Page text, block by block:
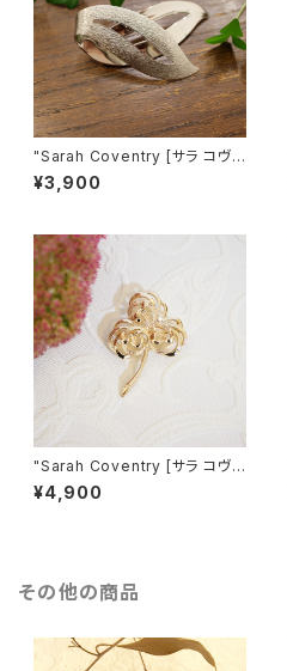
"Sarah Coventry [サラ コヴェ
ントリー]" 1960年 "SATIN FL
AME" シルバーの大きなヴィン
¥3,900
"Sarah Coventry [サラ コヴェ
ントリー]" 60's-70's 三つ葉
のクローバーモチーフ ヴィンテ
¥4,900
その他の商品